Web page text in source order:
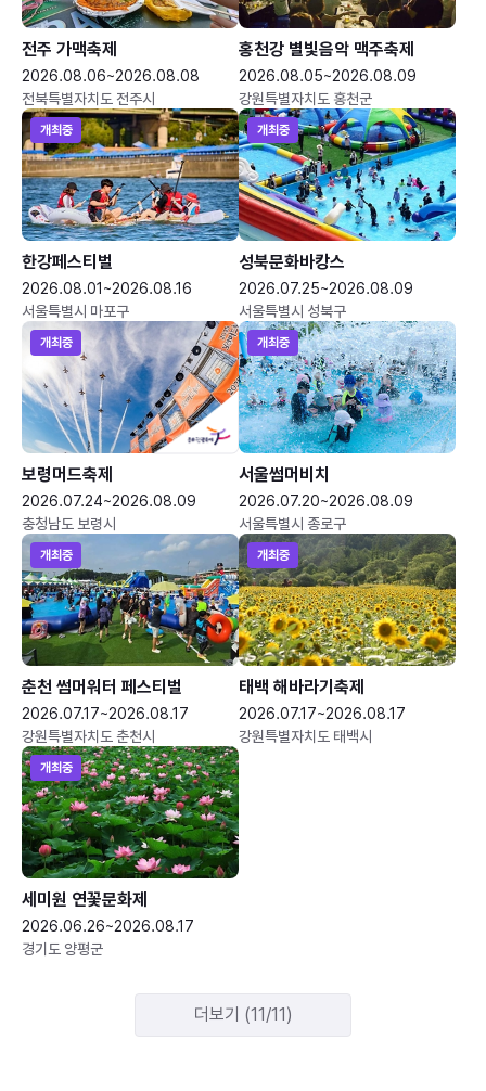
전주 가맥축제
2026.08.06~2026.08.08
전북특별자치도 전주시
홍천강 별빛음악 맥주축제
2026.08.05~2026.08.09
강원특별자치도 홍천군
개최중
한강페스티벌
2026.08.01~2026.08.16
서울특별시 마포구
개최중
성북문화바캉스
2026.07.25~2026.08.09
서울특별시 성북구
개최중
보령머드축제
2026.07.24~2026.08.09
충청남도 보령시
개최중
서울썸머비치
2026.07.20~2026.08.09
서울특별시 종로구
개최중
춘천 썸머워터 페스티벌
2026.07.17~2026.08.17
강원특별자치도 춘천시
개최중
태백 해바라기축제
2026.07.17~2026.08.17
강원특별자치도 태백시
개최중
세미원 연꽃문화제
2026.06.26~2026.08.17
경기도 양평군
더보기 (11/11)